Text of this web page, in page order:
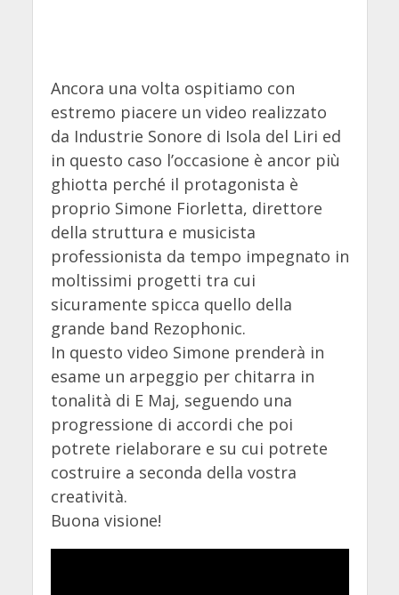
Ancora una volta ospitiamo con
estremo piacere un video realizzato
da Industrie Sonore di Isola del Liri ed
in questo caso l’occasione è ancor più
ghiotta perché il protagonista è
proprio Simone Fiorletta, direttore
della struttura e musicista
professionista da tempo impegnato in
moltissimi progetti tra cui
sicuramente spicca quello della
grande band Rezophonic.
In questo video Simone prenderà in
esame un arpeggio per chitarra in
tonalità di E Maj, seguendo una
progressione di accordi che poi
potrete rielaborare e su cui potrete
costruire a seconda della vostra
creatività.
Buona visione!